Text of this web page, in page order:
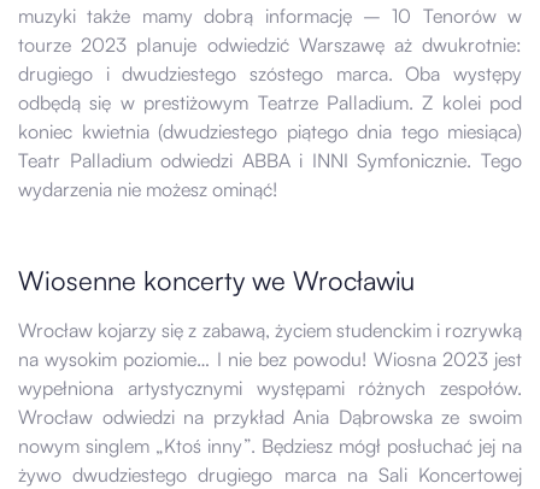
muzyki także mamy dobrą informację – 10 Tenorów w
tourze 2023 planuje odwiedzić Warszawę aż dwukrotnie:
drugiego i dwudziestego szóstego marca. Oba występy
odbędą się w prestiżowym Teatrze Palladium. Z kolei pod
koniec kwietnia (dwudziestego piątego dnia tego miesiąca)
Teatr Palladium odwiedzi ABBA i INNI Symfonicznie. Tego
wydarzenia nie możesz ominąć!
Wiosenne koncerty we Wrocławiu
Wrocław kojarzy się z zabawą, życiem studenckim i rozrywką
na wysokim poziomie… I nie bez powodu! Wiosna 2023 jest
wypełniona artystycznymi występami różnych zespołów.
Wrocław odwiedzi na przykład Ania Dąbrowska ze swoim
nowym singlem „Ktoś inny”. Będziesz mógł posłuchać jej na
żywo dwudziestego drugiego marca na Sali Koncertowej